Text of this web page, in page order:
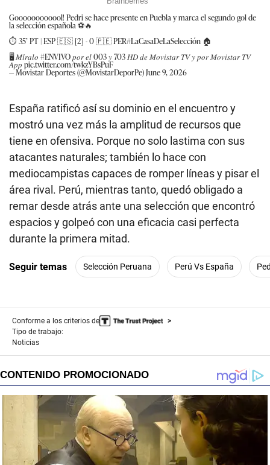
Goooooooooool! Pedri se hace presente en Puebla y marca el segundo gol de
la selección española ⚽🔥
⏱️ 35’ PT | ESP 🇪🇸 [2] - 0 🇵🇪 PER#LaCasaDeLaSelección 🏠
🖥️ 𝑀𝑖́𝑟𝑎𝑙𝑜 #ENVIVO𝑝𝑜𝑟 𝑒𝑙 003 𝑦 703 𝐻𝐷 𝑑𝑒 𝑀𝑜𝑣𝑖𝑠𝑡𝑎𝑟 𝑇𝑉 𝑦 𝑝𝑜𝑟 𝑀𝑜𝑣𝑖𝑠𝑡𝑎𝑟 𝑇𝑉
𝐴𝑝𝑝 pic.twitter.com/twkzYBsPuF
— Movistar Deportes (@MovistarDeporPe)June 9, 2026
España ratificó así su dominio en el encuentro y
mostró una vez más la amplitud de recursos que
tiene en ofensiva. Porque no solo lastima con sus
atacantes naturales; también lo hace con
mediocampistas capaces de romper líneas y pisar el
área rival. Perú, mientras tanto, quedó obligado a
remar desde atrás ante una selección que encontró
espacios y golpeó con una eficacia casi perfecta
durante la primera mitad.
Seguir temas Selección Peruana Perú Vs España
Conforme a los criterios de
Tipo de trabajo:
Noticias